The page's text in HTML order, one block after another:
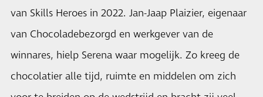
van Skills Heroes in 2022. Jan-Jaap Plaizier, eigenaar
van Chocoladebezorgd en werkgever van de
winnares, hielp Serena waar mogelijk. Zo kreeg de
chocolatier alle tijd, ruimte en middelen om zich